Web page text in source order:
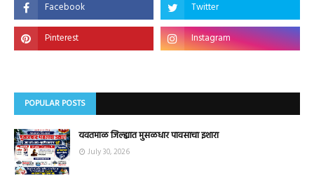
POPULAR POSTS
यवतमाळ जिल्ह्यात मुसळधार पावसाचा इशारा
July 30, 2026